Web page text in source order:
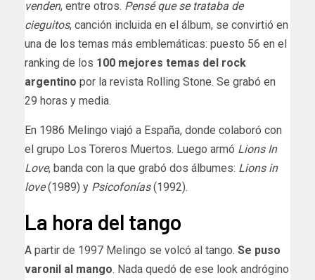
venden, entre otros. Pensé que se trataba de
cieguitos, canción incluida en el álbum, se convirtió en
una de los temas más emblemáticas: puesto 56 en el
ranking de los 100 mejores temas del rock
argentino por la revista Rolling Stone. Se grabó en
29 horas y media.
En 1986 Melingo viajó a España, donde colaboró con
el grupo Los Toreros Muertos. Luego armó Lions In
Love, banda con la que grabó dos álbumes: Lions in
love(1989) y Psicofonías(1992).
La hora del tango
A partir de 1997 Melingo se volcó al tango. Se puso
varonil al mango. Nada quedó de ese look andrógino